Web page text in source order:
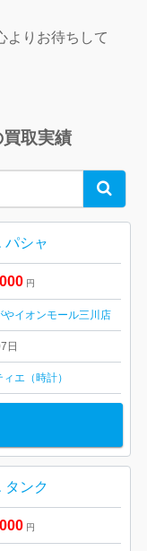
よりお待ちして
取実績
Search
パシャ
円
やイオンモール三川店
日
エ（時計）
タンク
円